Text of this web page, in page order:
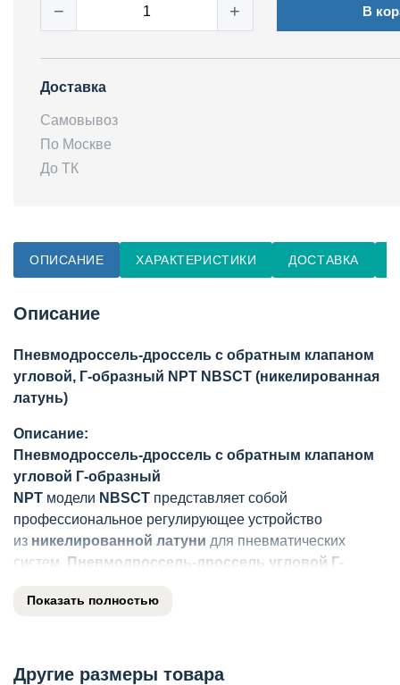
− + В
Доставка
Самовывоз
По Москве
До ТК
ОПИСАНИЕ ХАРАКТЕРИСТИКИ ДОСТАВКА
Описание
Пневмодроссель-дроссель с обратным клапаном
угловой, Г-образный NPT NBSCT (никелированная
латунь)
Описание:
Пневмодроссель-дроссель с обратным клапаном
угловой Г-образный
NPT модели NBSCT представляет собой
профессиональное регулирующее устройство
из никелированной латуни для пневматических
систем. Пневмодроссель-дроссель угловой Г-
воздуха иобратного клапана
этотдроссельобеспечивает плавную регулировку и
Показать полностью
Другие размеры товара